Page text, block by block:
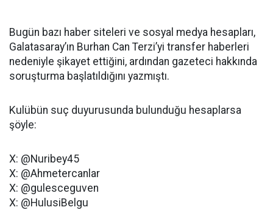
Bugün bazı haber siteleri ve sosyal medya hesapları,
Galatasaray’ın Burhan Can Terzi’yi transfer haberleri
nedeniyle şikayet ettiğini, ardından gazeteci hakkında
soruşturma başlatıldığını yazmıştı.
Kulübün suç duyurusunda bulunduğu hesaplarsa
şöyle:
X: @Nuribey45
X: @Ahmetercanlar
X: @gulesceguven
X: @HulusiBelgu